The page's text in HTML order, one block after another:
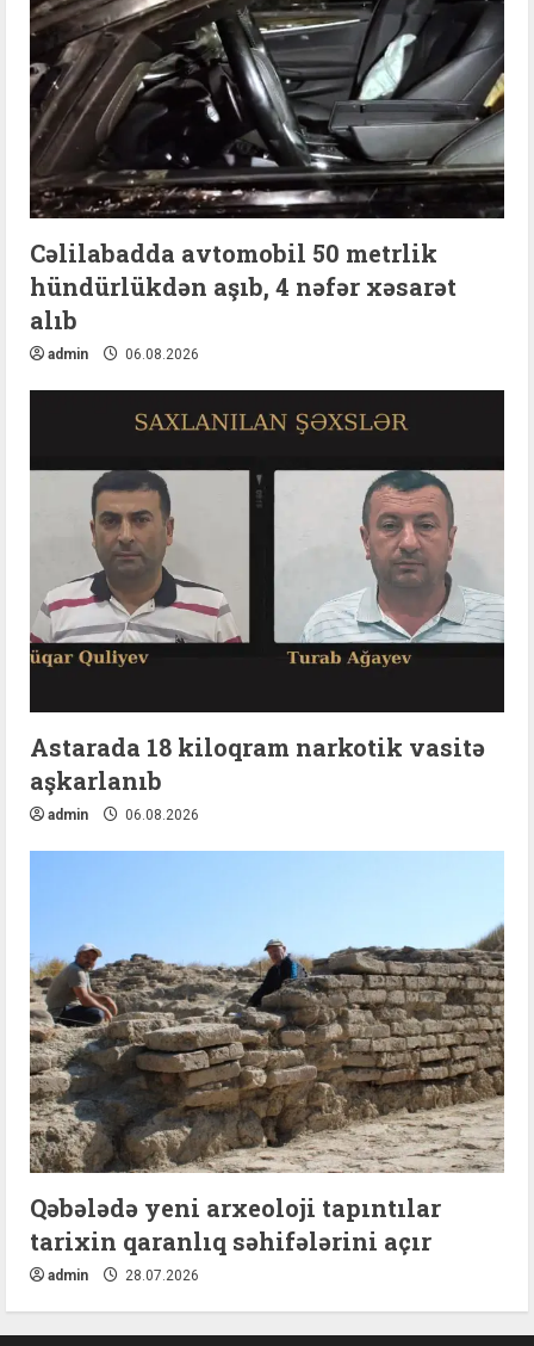
Cəlilabadda avtomobil 50 metrlik
hündürlükdən aşıb, 4 nəfər xəsarət
alıb
admin 06.08.2026
Astarada 18 kiloqram narkotik vasitə
aşkarlanıb
admin 06.08.2026
Qəbələdə yeni arxeoloji tapıntılar
tarixin qaranlıq səhifələrini açır
admin 28.07.2026